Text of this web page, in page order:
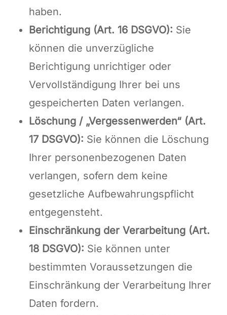
haben.
Berichtigung (Art. 16 DSGVO): Sie
können die unverzügliche
Berichtigung unrichtiger oder
Vervollständigung Ihrer bei uns
gespeicherten Daten verlangen.
Löschung / „Vergessenwerden“ (Art.
17 DSGVO): Sie können die Löschung
Ihrer personenbezogenen Daten
verlangen, sofern dem keine
gesetzliche Aufbewahrungspflicht
entgegensteht.
Einschränkung der Verarbeitung (Art.
18 DSGVO): Sie können unter
bestimmten Voraussetzungen die
Einschränkung der Verarbeitung Ihrer
Daten fordern.